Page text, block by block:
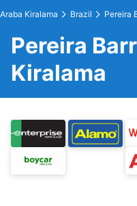
Araba Kiralama Brazil Pereira
Pereira
Kiralama